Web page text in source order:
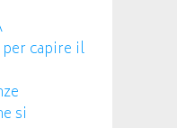
per capire il
si